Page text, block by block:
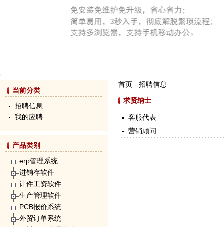
首页 - 招聘信息
求贤纳士
客服代表
营销顾问
当前分类
招聘信息
我的应聘
产品类别
erp管理系统
进销存软件
计件工资软件
生产管理软件
PCB报价系统
外贸订单系统